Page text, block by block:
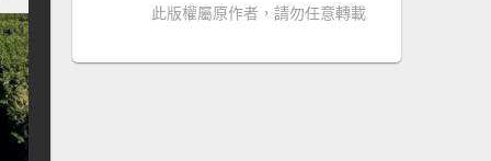
此版權屬原作者，請勿任意轉載